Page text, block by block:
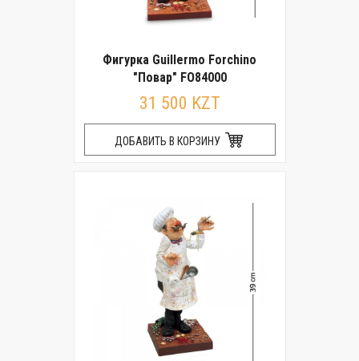
Фигурка Guillermo Forchino
"Повар" FO84000
31 500 KZT
ДОБАВИТЬ В КОРЗИНУ